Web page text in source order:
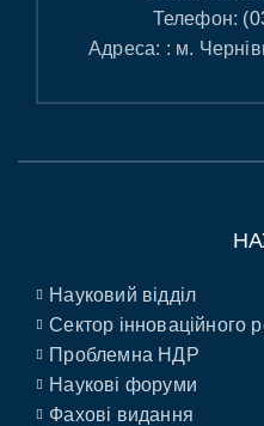
Телефон:
Адреса: : м.
Науковий відділ
Сектор інноваційного
Проблемна НДР
Наукові форуми
Фахові видання